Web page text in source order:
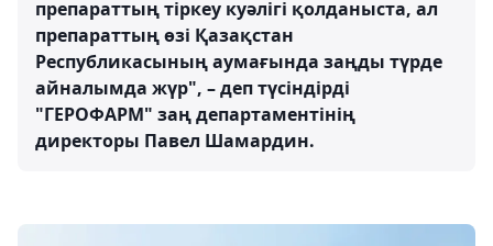
препараттың тіркеу куәлігі қолданыста, ал
препараттың өзі Қазақстан
Республикасының аумағында заңды түрде
айналымда жүр", – деп түсіндірді
"ГЕРОФАРМ" заң департаментінің
директоры Павел Шамардин.